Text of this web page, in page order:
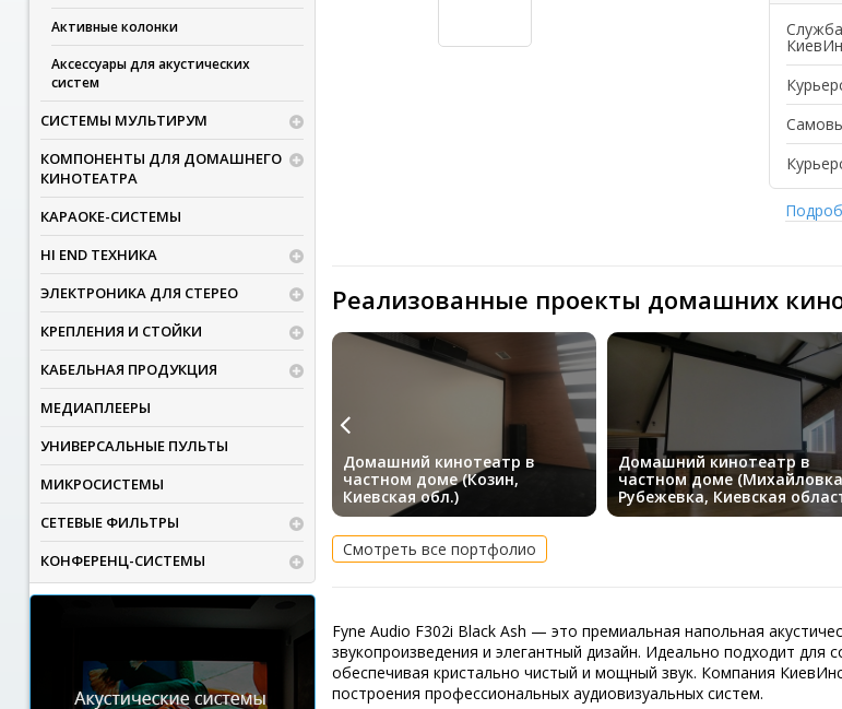
Активные колонки
Аксессуары для акустических
систем
СИСТЕМЫ МУЛЬТИРУМ
КОМПОНЕНТЫ ДЛЯ ДОМАШНЕГО
КИНОТЕАТРА
КАРАОКЕ-СИСТЕМЫ
HI END ТЕХНИКА
ЭЛЕКТРОНИКА ДЛЯ СТЕРЕО
КРЕПЛЕНИЯ И СТОЙКИ
КАБЕЛЬНАЯ ПРОДУКЦИЯ
МЕДИАПЛЕЕРЫ
УНИВЕРСАЛЬНЫЕ ПУЛЬТЫ
МИКРОСИСТЕМЫ
СЕТЕВЫЕ ФИЛЬТРЫ
КОНФЕРЕНЦ-СИСТЕМЫ
Реализованные проекты домашних
Домашний кинотеатр в
частном доме (Козин,
Киевская обл.)
Домашний кинотеатр в
частном доме
Рубежевка, Киевская
Смотреть все портфолио
Fyne Audio F302i Black Ash — это премиальная напольная
звукопроизведения и элегантный дизайн. Идеально подходит
обеспечивая кристально чистый и мощный звук. Компания
построения профессиональных аудиовизуальных систем.